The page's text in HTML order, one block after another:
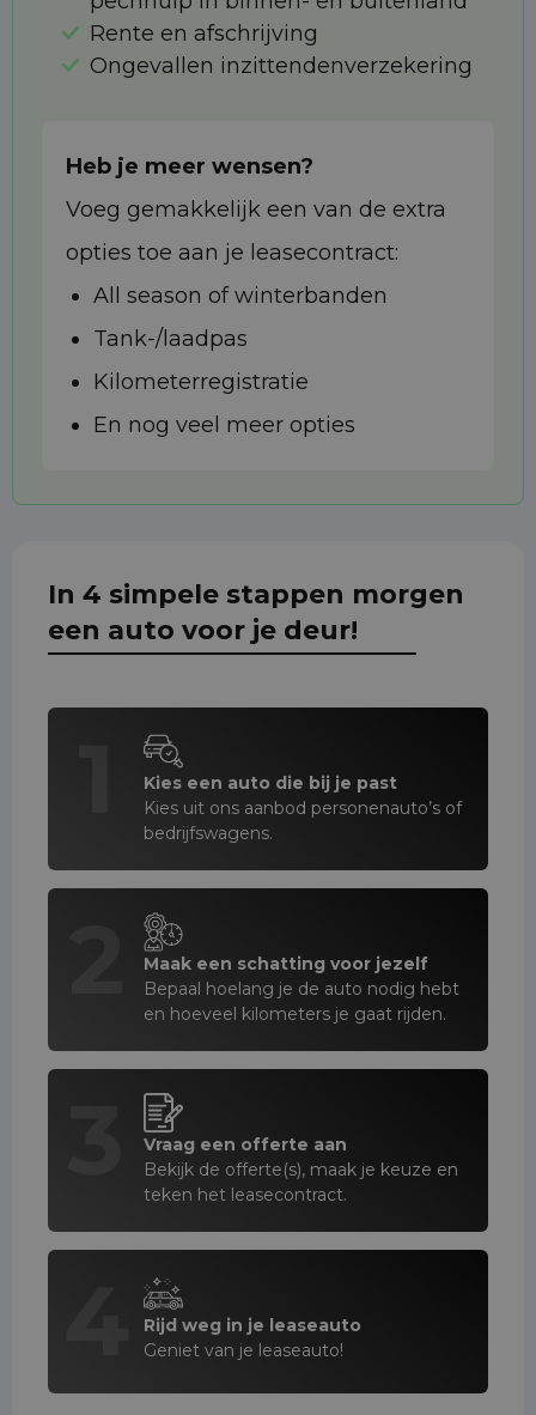
Rente en afschrijving
Ongevallen inzittendenverzekering
Heb je meer wensen?
Voeg gemakkelijk een van de extra
opties toe aan je leasecontract:
All season of winterbanden
Tank-/laadpas
Kilometerregistratie
En nog veel meer opties
In 4 simpele stappen morgen
een auto voor je deur!
Kies een auto die bij je past
Kies uit ons aanbod personenauto’s of
bedrijfswagens.
Maak een schatting voor jezelf
Bepaal hoelang je de auto nodig hebt
en hoeveel kilometers je gaat rijden.
Vraag een offerte aan
Bekijk de offerte(s), maak je keuze en
teken het leasecontract.
Rijd weg in je leaseauto
Geniet van je leaseauto!